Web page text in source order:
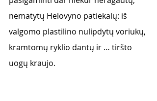
nematytų Helovyno patiekalų: iš
valgomo plastilino nulipdytų voriukų,
kramtomų ryklio dantų ir … tiršto
uogų kraujo.